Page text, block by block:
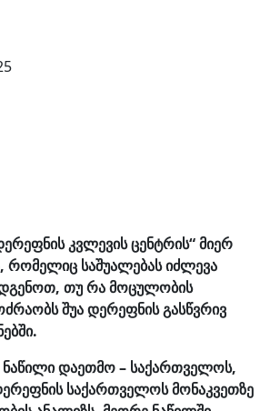
კვლევის ცენტრის“ მიერ
რომელიც საშუალებას იძლევა
თუ რა მოცულობის
შუა დერეფნის გასწვრივ
დაეთმო – საქართველოს,
საქართველოს მონაკვეთზე